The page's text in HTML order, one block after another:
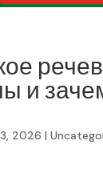
и
2026 |